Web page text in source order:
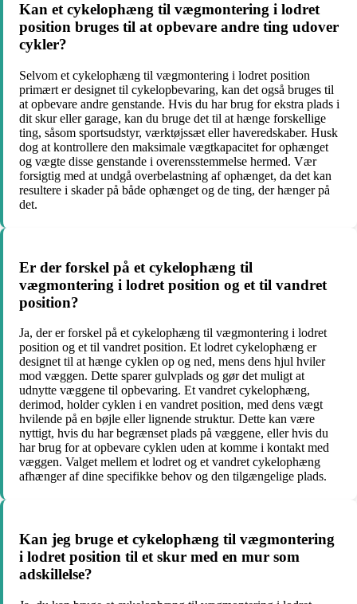
Kan et cykelophæng til vægmontering i lodret
position bruges til at opbevare andre ting udover
cykler?
Selvom et cykelophæng til vægmontering i lodret position
primært er designet til cykelopbevaring, kan det også bruges til
at opbevare andre genstande. Hvis du har brug for ekstra plads i
dit skur eller garage, kan du bruge det til at hænge forskellige
ting, såsom sportsudstyr, værktøjssæt eller haveredskaber. Husk
dog at kontrollere den maksimale vægtkapacitet for ophænget
og vægte disse genstande i overensstemmelse hermed. Vær
forsigtig med at undgå overbelastning af ophænget, da det kan
resultere i skader på både ophænget og de ting, der hænger på
det.
Er der forskel på et cykelophæng til
vægmontering i lodret position og et til vandret
position?
Ja, der er forskel på et cykelophæng til vægmontering i lodret
position og et til vandret position. Et lodret cykelophæng er
designet til at hænge cyklen op og ned, mens dens hjul hviler
mod væggen. Dette sparer gulvplads og gør det muligt at
udnytte væggene til opbevaring. Et vandret cykelophæng,
derimod, holder cyklen i en vandret position, med dens vægt
hvilende på en bøjle eller lignende struktur. Dette kan være
nyttigt, hvis du har begrænset plads på væggene, eller hvis du
har brug for at opbevare cyklen uden at komme i kontakt med
væggen. Valget mellem et lodret og et vandret cykelophæng
afhænger af dine specifikke behov og den tilgængelige plads.
Kan jeg bruge et cykelophæng til vægmontering
i lodret position til et skur med en mur som
adskillelse?